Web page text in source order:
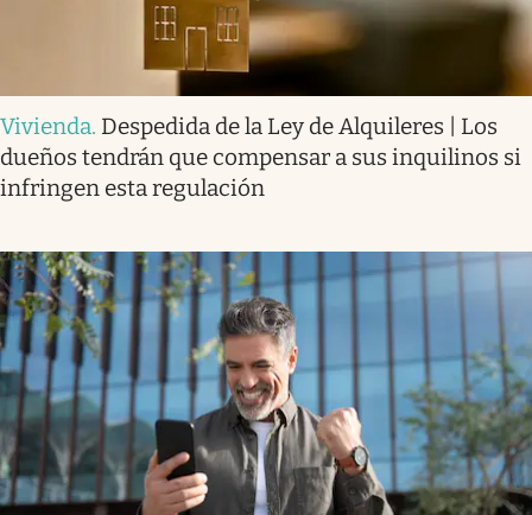
Vivienda. Despedida de la Ley de Alquileres | Los
dueños tendrán que compensar a sus inquilinos si
infringen esta regulación